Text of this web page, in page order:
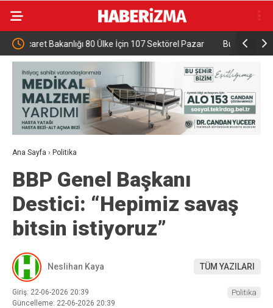
Pazar Bursa’da 530 yıllık sünnet geleneği yaşatıldı 6.
Ana Sayfa › Politika
BBP Genel Başkanı
Destici: “Hepimiz savaş
bitsin istiyoruz”
Neslihan Kaya TÜM YAZILARI
Giriş: 22-06-2026 20:39
Güncelleme: 22-06-2026 20:39
Politika